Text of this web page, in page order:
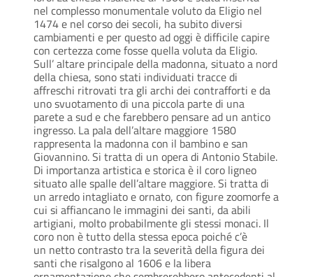
nel complesso monumentale voluto da Eligio nel
1474 e nel corso dei secoli, ha subito diversi
cambiamenti e per questo ad oggi è difficile capire
con certezza come fosse quella voluta da Eligio.
Sull’ altare principale della madonna, situato a nord
della chiesa, sono stati individuati tracce di
affreschi ritrovati tra gli archi dei contrafforti e da
uno svuotamento di una piccola parte di una
parete a sud e che farebbero pensare ad un antico
ingresso. La pala dell’altare maggiore 1580
rappresenta la madonna con il bambino e san
Giovannino. Si tratta di un opera di Antonio Stabile.
Di importanza artistica e storica è il coro ligneo
situato alle spalle dell’altare maggiore. Si tratta di
un arredo intagliato e ornato, con figure zoomorfe a
cui si affiancano le immagini dei santi, da abili
artigiani, molto probabilmente gli stessi monaci. Il
coro non è tutto della stessa epoca poiché c’è
un netto contrasto tra la severità della figura dei
santi che risalgono al 1606 e la libera